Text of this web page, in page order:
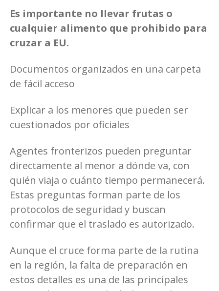
Es importante no llevar frutas o
cualquier alimento que prohibido para
cruzar a EU.
Documentos organizados en una carpeta
de fácil acceso
Explicar a los menores que pueden ser
cuestionados por oficiales
Agentes fronterizos pueden preguntar
directamente al menor a dónde va, con
quién viaja o cuánto tiempo permanecerá.
Estas preguntas forman parte de los
protocolos de seguridad y buscan
confirmar que el traslado es autorizado.
Aunque el cruce forma parte de la rutina
en la región, la falta de preparación en
estos detalles es una de las principales